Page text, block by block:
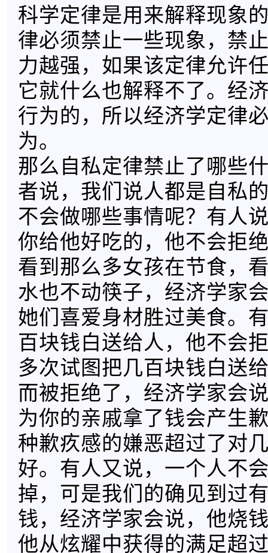
科学定律是用来解释现象
律必须禁止一些现象，禁
力越强，如果该定律允许
它就什么也解释不了。经
行为的，所以经济学定律
为。
那么自私定律禁止了哪些
者说，我们说人都是自私
不会做哪些事情呢？有人
你给他好吃的，他不会拒
看到那么多女孩在节食，
水也不动筷子，经济学家
她们喜爱身材胜过美食。
百块钱白送给人，他不会
多次试图把几百块钱白送
而被拒绝了，经济学家会
为你的亲戚拿了钱会产生
种歉疚感的嫌恶超过了对
好。有人又说，一个人不
掉，可是我们的确见到过
钱，经济学家会说，他烧
他从炫耀中获得的满足超